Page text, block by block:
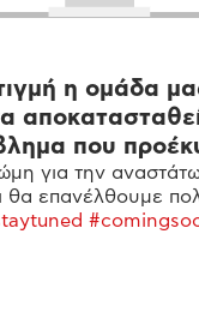
η ομάδα
που
για την
θα επανέλθουμε